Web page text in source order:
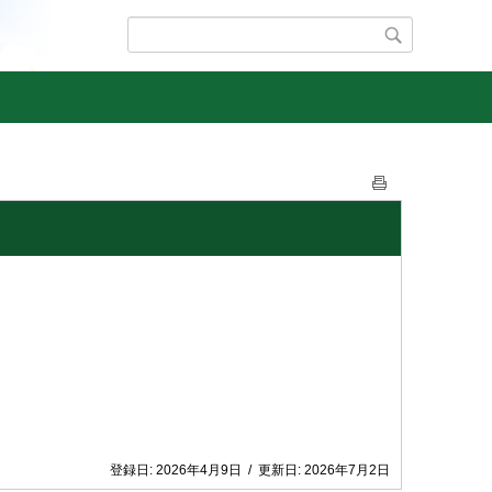
登録日: 2026年4月9日 / 更新日: 2026年7月2日